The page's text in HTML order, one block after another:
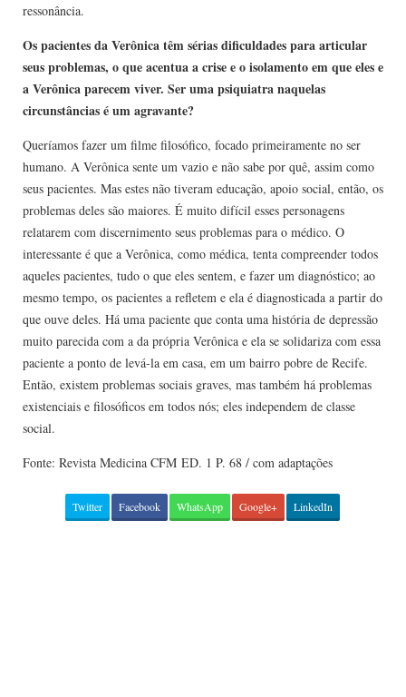
ressonância.
Os pacientes da Verônica têm sérias dificuldades para articular
seus problemas, o que acentua a crise e o isolamento em que eles e
a Verônica parecem viver. Ser uma psiquiatra naquelas
circunstâncias é um agravante?
Queríamos fazer um filme filosófico, focado primeiramente no ser
humano. A Verônica sente um vazio e não sabe por quê, assim como
seus pacientes. Mas estes não tiveram educação, apoio social, então, os
problemas deles são maiores. É muito difícil esses personagens
relatarem com discernimento seus problemas para o médico. O
interessante é que a Verônica, como médica, tenta compreender todos
aqueles pacientes, tudo o que eles sentem, e fazer um diagnóstico; ao
mesmo tempo, os pacientes a refletem e ela é diagnosticada a partir do
que ouve deles. Há uma paciente que conta uma história de depressão
muito parecida com a da própria Verônica e ela se solidariza com essa
paciente a ponto de levá-la em casa, em um bairro pobre de Recife.
Então, existem problemas sociais graves, mas também há problemas
existenciais e filosóficos em todos nós; eles independem de classe
social.
Fonte: Revista Medicina CFM ED. 1 P. 68 / com adaptações
Twitter Facebook WhatsApp Google+ LinkedIn